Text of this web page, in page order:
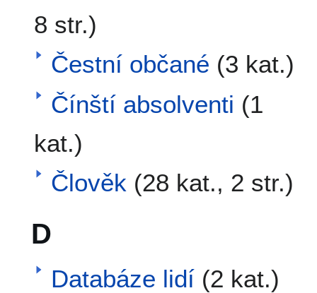
8 str.)
Čestní občané (3 kat.)
Čínští absolventi (1
kat.)
Člověk (28 kat., 2 str.)
D
Databáze lidí (2 kat.)